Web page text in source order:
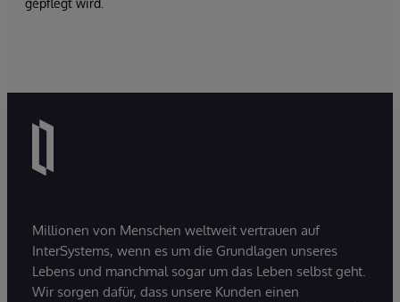
gepflegt wird.
Millionen von Menschen weltweit vertrauen auf
InterSystems, wenn es um die Grundlagen unseres
Lebens und manchmal sogar um das Leben selbst geht.
Wir sorgen dafür, dass unsere Kunden einen